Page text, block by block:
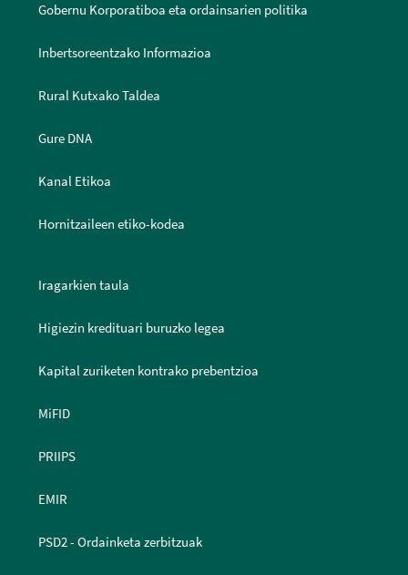
Gobernu Korporatiboa eta ordainsarien politika
Inbertsoreentzako Informazioa
Rural Kutxako Taldea
Gure DNA
Kanal Etikoa
Hornitzaileen etiko-kodea
Iragarkien taula
Higiezin kredituari buruzko legea
Kapital zuriketen kontrako prebentzioa
MiFID
PRIIPS
EMIR
PSD2 - Ordainketa zerbitzuak